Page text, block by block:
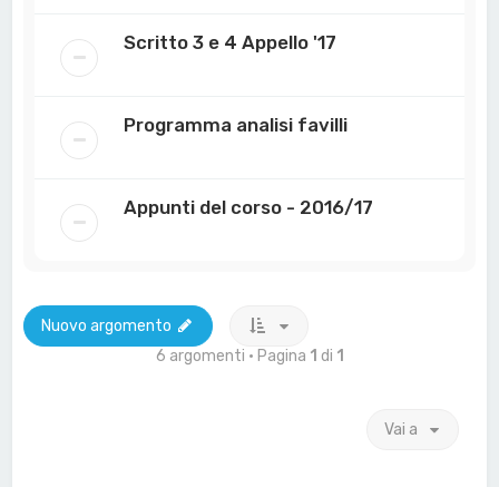
Scritto 3 e 4 Appello '17
Programma analisi favilli
Appunti del corso - 2016/17
Nuovo argomento
6 argomenti • Pagina 1 di 1
Vai a